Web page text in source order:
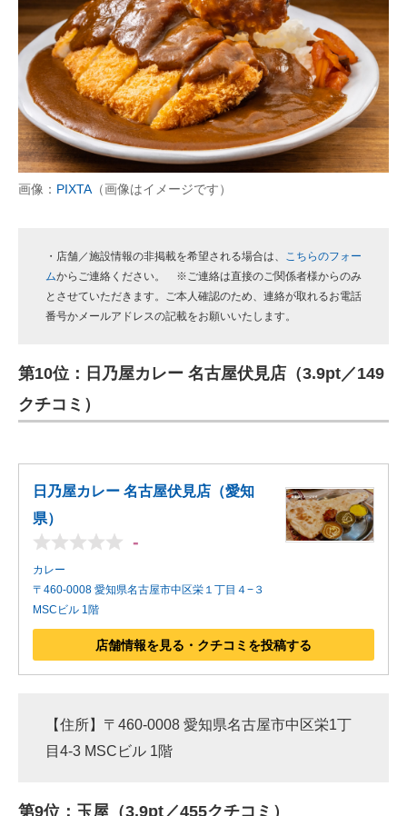
画像： PIXTA（画像はイメージです）
・店舗／施設情報の非掲載を希望される場合は、 こちらのフォー
ムからご連絡ください。 ※ご連絡は直接のご関係者様からのみ
とさせていただきます。ご本人確認のため、連絡が取れるお電話
番号かメールアドレスの記載をお願いいたします。
第10位：日乃屋カレー 名古屋伏見店（3.9pt／149
クチコミ）
日乃屋カレー 名古屋伏見店（愛知
県）
-
カレー
〒460-0008 愛知県名古屋市中区栄１丁目４−３
MSCビル 1階
店舗情報を見る・クチコミを投稿する
【住所】〒460-0008 愛知県名古屋市中区栄1丁
目4-3 MSCビル 1階
第9位：玉屋（3.9pt／455クチコミ）